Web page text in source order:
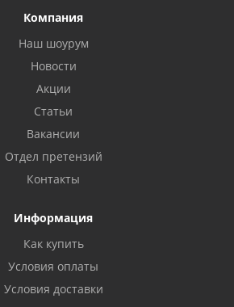
Компания
Наш шоурум
Новости
Акции
Статьи
Вакансии
Отдел претензий
Контакты
Информация
Как купить
Условия оплаты
Условия доставки